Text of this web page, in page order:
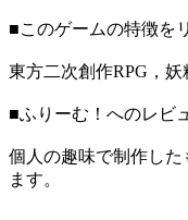
■このゲームの特徴を
東方二次創作RPG，
■ふりーむ！へのレビ
個人の趣味で制作し
ます。